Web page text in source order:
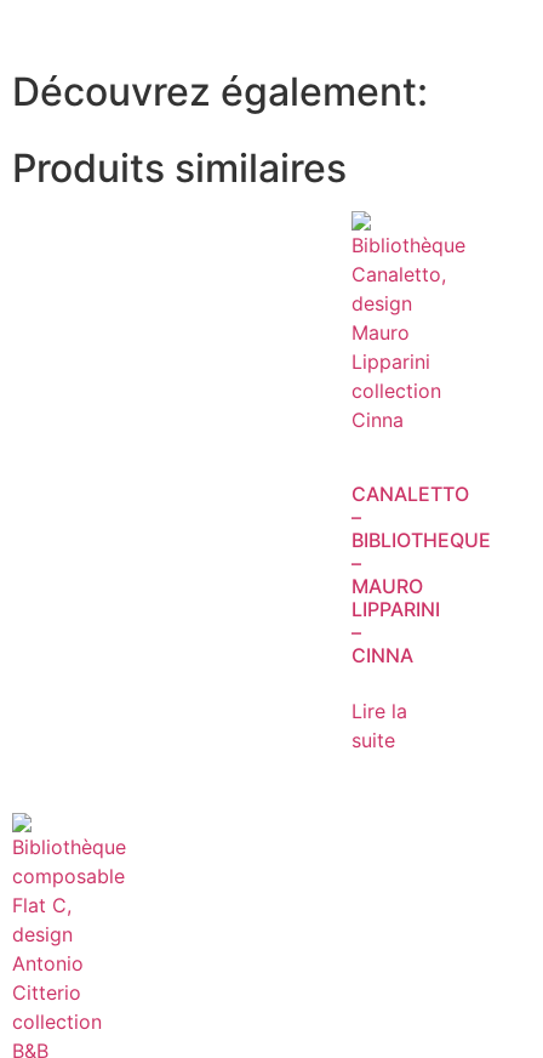
Découvrez également:
Produits similaires
CANALETTO
–
BIBLIOTHEQUE
–
MAURO
LIPPARINI
–
CINNA
Lire la
suite